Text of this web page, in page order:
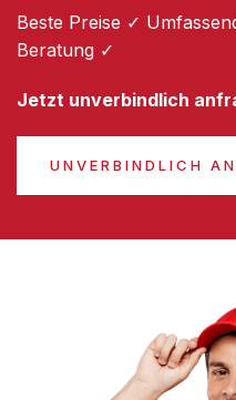
Beste Preise ✓
Beratung ✓
Jetzt unverbindlich
UNVERBINDLICH